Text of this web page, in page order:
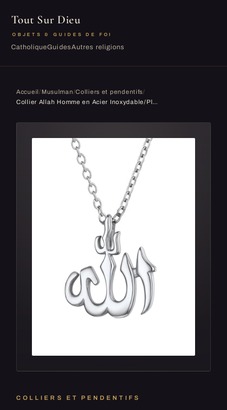
Tout Sur Dieu
OBJETS & GUIDES DE FOI
CatholiqueGuidesAutres religions
Accueil/ Musulman/Colliers et pendentifs/
Collier Allah Homme en Acier Inoxydable/Plaqué Or Pendentif Islamique Bijou Amulette
COLLIERS ET PENDENTIFS